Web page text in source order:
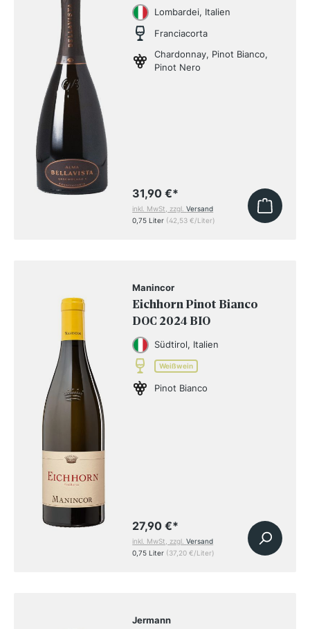
DOCGLombardei, Italien
Franciacorta
Chardonnay, Pinot Bianco,
Pinot Nero
31,90 €*
inkl. MwSt, zzgl.Versand
0,75 Liter (42,53 €/Liter)
Manincor
Eichhorn Pinot Bianco
DOC 2024 BIO
Südtirol, Italien
Weißwein
Pinot Bianco
27,90 €*
inkl. MwSt, zzgl.Versand
0,75 Liter (37,20 €/Liter)
Jermann